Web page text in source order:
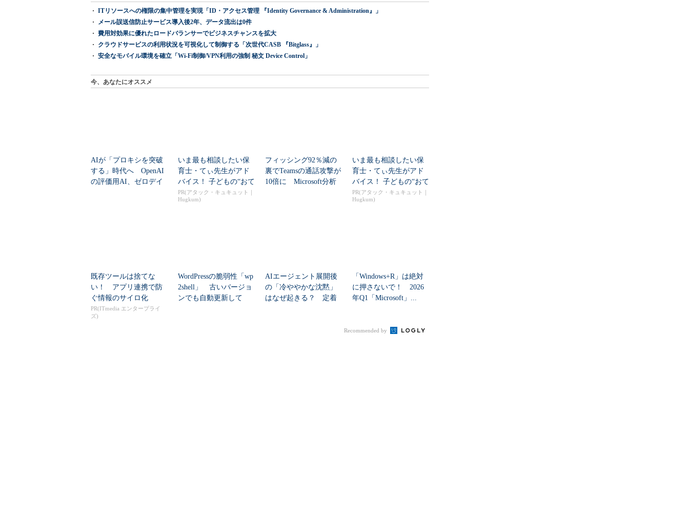
ITリソースへの権限の集中管理を実現「ID・アクセス管理 『Identity Governance & Administration』」
メール誤送信防止サービス導入後2年、データ流出は0件
費用対効果に優れたロードバランサーでビジネスチャンスを拡大
クラウドサービスの利用状況を可視化して制御する「次世代CASB 『Bitglass』」
安全なモバイル環境を確立「Wi-Fi制御/VPN利用の強制 秘文 Device Control」
今、あなたにオススメ
AIが「プロキシを突破
する」時代へ OpenAI
の評価用AI、ゼロデイ
いま最も相談したい保
育士・てぃ先生がアド
バイス！ 子どもの“おて
つだい”に、どん...
PR(アタック・キュキュット｜
Hugkum)
フィッシング92％減の
裏でTeamsの通話攻撃が
10倍に Microsoft分析
いま最も相談したい保
育士・てぃ先生がアド
バイス！ 子どもの“おて
つだい”に、どん...
PR(アタック・キュキュット｜
Hugkum)
既存ツールは捨てな
い！ アプリ連携で防
ぐ情報のサイロ化
PR(ITmedia エンタープライ
ズ)
WordPressの脆弱性「wp
2shell」 古いバージョ
ンでも自動更新して
AIエージェント展開後
の「冷ややかな沈黙」
はなぜ起きる？ 定着
「Windows+R」は絶対
に押さないで！ 2026
年Q1「Microsoft」...
Recommended by